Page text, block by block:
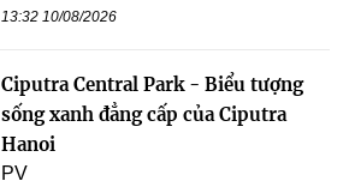
13:32 10/08/2026
Ciputra Central Park - Biểu tượng
sống xanh đẳng cấp của Ciputra
Hanoi
PV